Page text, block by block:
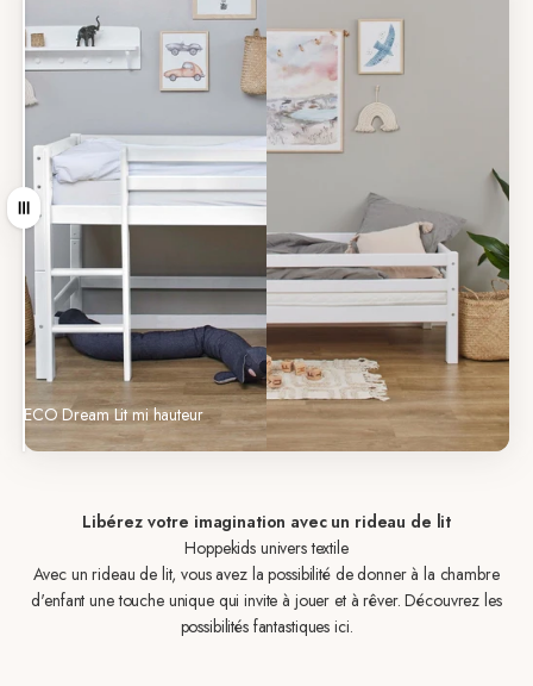
ECO Dream Lit mi hauteur
ECO Dream Lit junior
Tirer
Libérez votre imagination avec un rideau de lit
Hoppekids univers textile
Avec un rideau de lit, vous avez la possibilité de donner à la chambre
d'enfant une touche unique qui invite à jouer et à rêver. Découvrez les
possibilités fantastiques ici.